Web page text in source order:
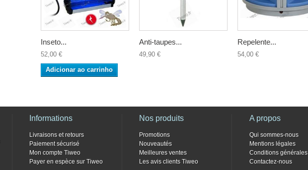
Inseto...
52,00 €
Adicionar ao carrinho
Anti-taupes...
49,90 €
Repelente...
54,00 €
Informations
Livraisons et retours
Paiement sécurisé
Mon compte Tiweo
Payer en espèce sur Tiweo
Nos produits
Promotions
Nouveautés
Meilleures ventes
Les avis clients Tiweo
A propos
Qui sommes-nous
Mentions légales
Conditions générales
Contactez-nous